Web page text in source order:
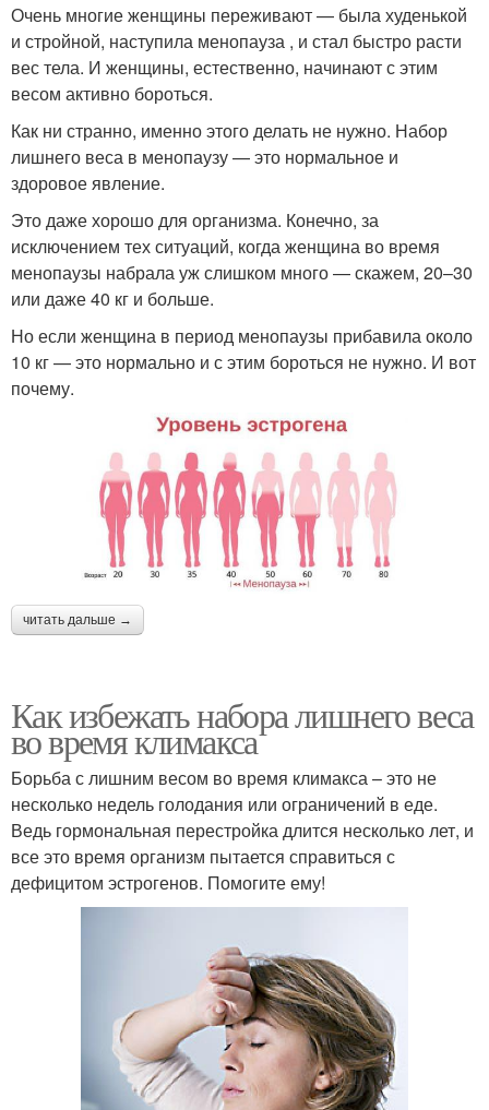
Очень многие женщины переживают — была худенькой
и стройной, наступила менопауза , и стал быстро расти
вес тела. И женщины, естественно, начинают с этим
весом активно бороться.
Как ни странно, именно этого делать не нужно. Набор
лишнего веса в менопаузу — это нормальное и
здоровое явление.
Это даже хорошо для организма. Конечно, за
исключением тех ситуаций, когда женщина во время
менопаузы набрала уж слишком много — скажем, 20–30
или даже 40 кг и больше.
Но если женщина в период менопаузы прибавила около
10 кг — это нормально и с этим бороться не нужно. И вот
почему.
читать дальше →
Как избежать набора лишнего веса
во время климакса
Борьба с лишним весом во время климакса – это не
несколько недель голодания или ограничений в еде.
Ведь гормональная перестройка длится несколько лет, и
все это время организм пытается справиться с
дефицитом эстрогенов. Помогите ему!